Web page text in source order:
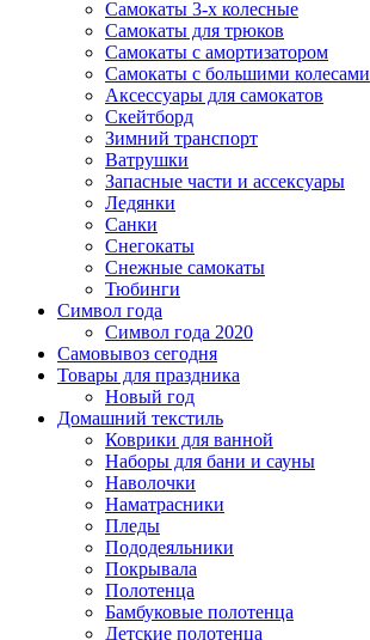
Самокаты 3-х колесные
Самокаты для трюков
Самокаты с амортизатором
Самокаты с большими колесами
Аксессуары для самокатов
Скейтборд
Зимний транспорт
Ватрушки
Запасные части и ассексуары
Ледянки
Санки
Снегокаты
Снежные самокаты
Тюбинги
Символ года
Символ года 2020
Самовывоз сегодня
Товары для праздника
Новый год
Домашний текстиль
Коврики для ванной
Наборы для бани и сауны
Наволочки
Наматрасники
Пледы
Пододеяльники
Покрывала
Полотенца
Бамбуковые полотенца
Детские полотенца